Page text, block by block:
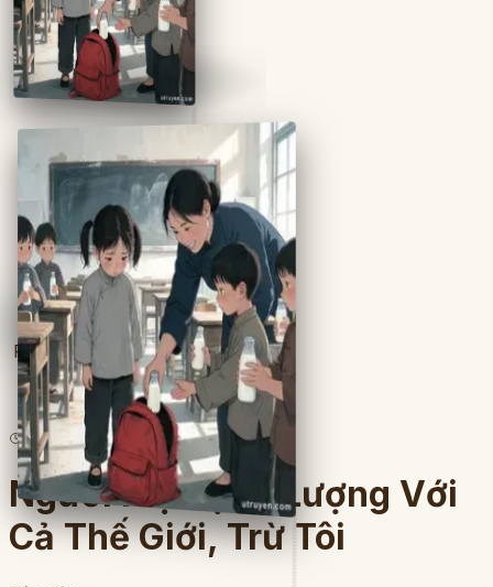
Full
3 lượt đọc · chương
Người Mẹ Rộng Lượng Với
Cả Thế Giới, Trừ Tôi